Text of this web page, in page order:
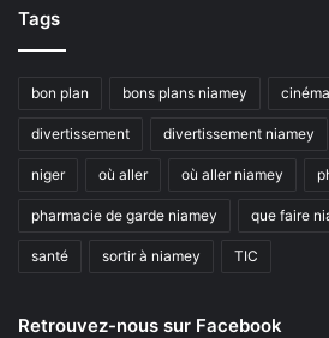
Tags
bon plan bons plans niamey cinéma
divertissement divertissement niamey
niger où aller où aller niamey
pharmacie de garde niamey que faire
santé sortir à niamey TIC
Retrouvez-nous sur Facebook